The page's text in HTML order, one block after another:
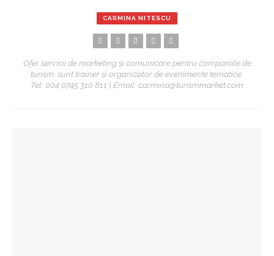
CARMINA NITESCU
Ofer servicii de marketing și comunicare pentru companiile de
turism, sunt trainer și organizator de evenimente tematice.
Tel: 004 0745 310 811 | Email: carmina@turismmarket.com